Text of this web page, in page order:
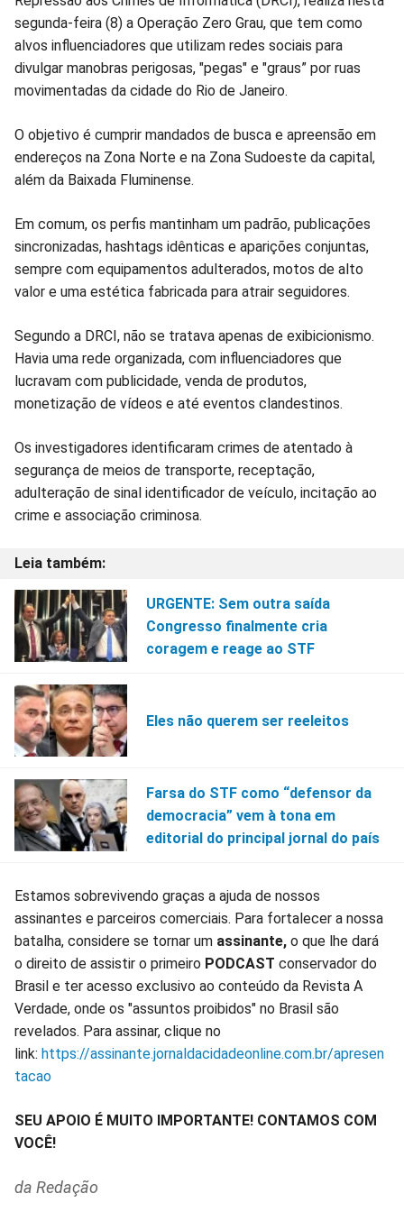
no
Facebook
no
Whatsapp
no
Twitter
no
Messenger
no
Telegram
no
Gettr
segunda-feira (8) a Operação Zero Grau, que tem como
alvos influenciadores que utilizam redes sociais para
divulgar manobras perigosas, "pegas" e "graus” por ruas
movimentadas da cidade do Rio de Janeiro.
O objetivo é cumprir mandados de busca e apreensão em
endereços na Zona Norte e na Zona Sudoeste da capital,
além da Baixada Fluminense.
Em comum, os perfis mantinham um padrão, publicações
sincronizadas, hashtags idênticas e aparições conjuntas,
sempre com equipamentos adulterados, motos de alto
valor e uma estética fabricada para atrair seguidores.
Segundo a DRCI, não se tratava apenas de exibicionismo.
Havia uma rede organizada, com influenciadores que
lucravam com publicidade, venda de produtos,
monetização de vídeos e até eventos clandestinos.
Os investigadores identificaram crimes de atentado à
segurança de meios de transporte, receptação,
adulteração de sinal identificador de veículo, incitação ao
crime e associação criminosa.
URGENTE: Sem outra saída
Congresso finalmente cria
coragem e reage ao STF
Eles não querem ser reeleitos
Farsa do STF como “defensor da
democracia” vem à tona em
editorial do principal jornal do país
Estamos sobrevivendo graças a ajuda de nossos
assinantes e parceiros comerciais. Para fortalecer a nossa
batalha, considere se tornar um assinante, o que lhe dará
o direito de assistir o primeiro PODCAST conservador do
Brasil e ter acesso exclusivo ao conteúdo da Revista A
Verdade, onde os "assuntos proibidos" no Brasil são
revelados. Para assinar, clique no
link: https://assinante.jornaldacidadeonline.com.br/apresen
tacao
SEU APOIO É MUITO IMPORTANTE! CONTAMOS COM
VOCÊ!
da Redação